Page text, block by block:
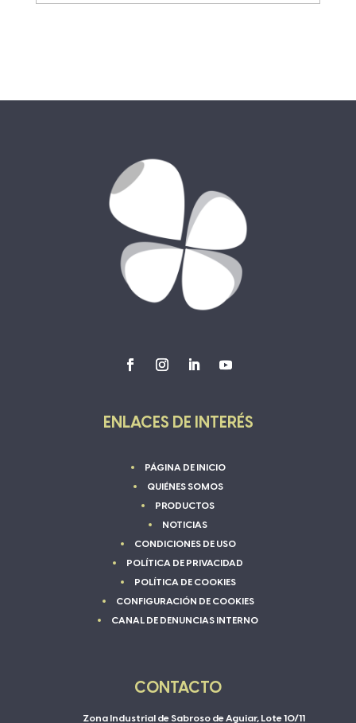
ENLACES DE INTERÉS
PÁGINA DE INICIO
QUIÉNES SOMOS
PRODUCTOS
NOTICIAS
CONDICIONES DE USO
POLÍTICA DE PRIVACIDAD
POLÍTICA DE COOKIES
CONFIGURACIÓN DE COOKIES
CANAL DE DENUNCIAS INTERNO
CONTACTO
Zona Industrial de Sabroso de Aguiar, Lote 10/11